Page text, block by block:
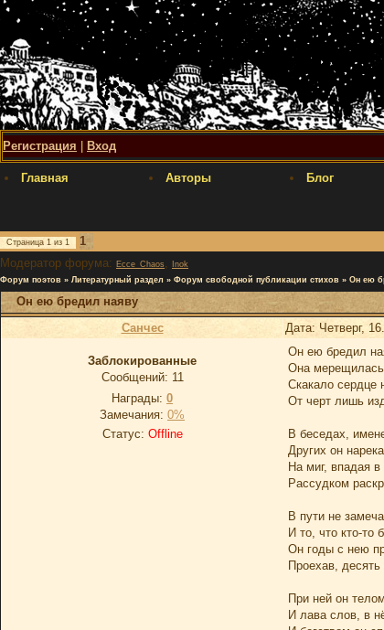
Регистрация Вход
Главная Авторы Блог
Страница 1 из 1
1
Модератор форума: Ecce_Chaos ,
Inok
Форум поэтов » Литературный раздел » Форум свободной публикации стихов » Он ею
Он ею бредил наяву
Санчес
Дата: Четверг,
Заблокированные
Сообщений: 11
Награды: 0
Замечания: 0%
Статус: Offline
Он ею бредил
Она
Скакало сердце
От черт лишь
В беседах,
Других он
На миг, впадая в
Рассудком
В пути не
И то, что кто-то
Он годы с нею
Проехав, десять
При ней он
И лава слов, в